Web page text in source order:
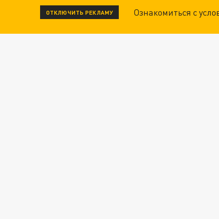
ОТКЛЮЧИТЬ РЕКЛАМУ Ознакомиться с